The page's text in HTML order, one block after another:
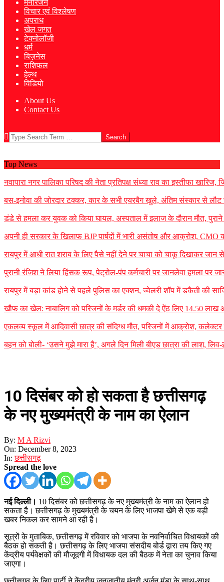
मनोरंजन
विचार एवं विश्लेषण
अपराध
खेल जगत
टेक्नोलॉजी
धर्म
बिज़नेस
राशिफल
हेल्थ
विडियो
About Us
Contact Us
Search
Top News
नवापारा नगर पालिका परिषद की नेता प्रतिपक्ष संध्या राव का इस्तीफा
बस-इनोवा की जोरदार टक्कर, कार के सभी एयरबैग खुले, अंतिम संस्कार से लौट
डंडे से हमला कर युवक को किया घायल, अस्पताल में इलाज के दौरान मौत, पुराने
अपनी ही सरकार के खिलाफ BJP पार्षदों में भारी असंतोष और आक्रोश, CMO
रायपुर में आधी रात शराब के लिए पैसे नहीं देने पर चाचा को चाकू दिखाकर जान से
पुरानी रंजिश ने लिया हिंसक रूप, पेट्रोल-पंप कर्मचारी पर जानलेवा हमला पर
रायपुर में बड़ा कांड होने से पहले पुलिस का एक्शन, ज्वेलरी शॉप में डकैती की
खौफ का खेल: नाबालिग को परिजनों के मर्डर की धमकी दे ऐंठ लिए 14.50 लाख
एकलव्य स्कूल में आदिवासी छात्र की संदिग्ध मौत, परिजनों में आक्रोश, कलेक्टर ने
बहन को बोली- ‘उसने मुझे मारा है’, अगले दिन मिली बीएड छात्रा की लाश,
10 दिसंबर को हो सकता है छत्तीसगढ़
के नए मुख्यमंत्री के नाम का ऐलान
By: M A Rizvi
On: December 8, 2023
In: छत्तीसगढ़
Spread the love
नई दिल्ली। 10 दिसंबर को छत्तीसगढ़ के नए मुख्यमंत्री के नाम का ऐलान हो
सकता है। छत्तीसगढ़ के मुख्यमंत्री के चयन के लिए भाजपा खेमे से एक बड़ी
खबर निकल कर सामने आ रही है।
सूत्रों के मुताबिक, छत्तीसगढ़ में रविवार को भाजपा के नवनिर्वाचित विधायकों की
बैठक हो सकती है। छत्तीसगढ़ के लिए भाजपा संसदीय बोर्ड द्वारा तय किए गए
केंद्रीय पर्यवेक्षकों की मौजूदगी में विधायक दल की बैठक में नेता का चुनाव किया
जाएगा।